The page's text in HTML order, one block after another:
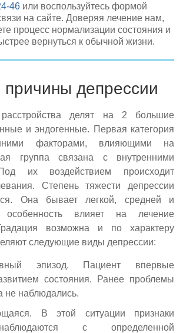
46 или воспользуйтесь формой
на сайте. Доверяя лечение нам,
процесс нормализации состояния и
вернуться к обычной жизни.
депрессии
делят на 2 большие
и эндогенные. Первая категория
факторами, влияющими на
группа связана с внутренними
их воздействием происходит
Степень тяжести депрессии
Она бывает легкой, средней и
влияет на лечение
возможна и по характеру
следующие виды депрессии:
эпизод. Пациент впервые
состояния. Ранее проблемы
не наблюдались.
В этой ситуации признаки
с определенной